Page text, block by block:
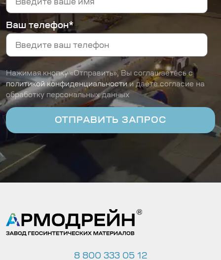
Ваш телефон*
Нажимая кнопку «Отправить», Вы соглашаетесь с
политикой конфиденциальностии даёте согласие на
обработку персональных данных
8 800 333 05 12